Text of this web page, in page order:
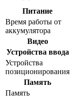
Питание
Время работы от
аккумулятора
Видео
Устройства ввода
Устройства
позиционирования
Память
Память